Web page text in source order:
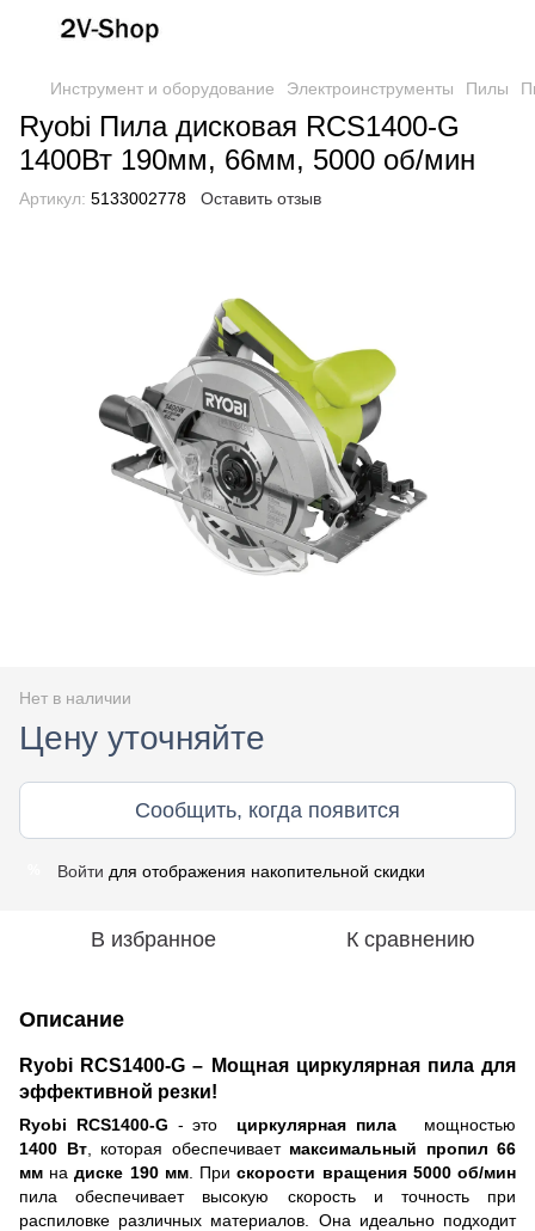
Инструмент и оборудование Электроинструменты Пилы
Ryobi Пила дисковая RCS1400-G
1400Вт 190мм, 66мм, 5000 об/мин
Артикул: 5133002778 Оставить отзыв
Нет в наличии
Цену уточняйте
Сообщить, когда появится
Войти для отображения накопительной скидки
В избранное К сравнению
Описание
Ryobi RCS1400-G – Мощная циркулярная пила для
эффективной резки!
Ryobi RCS1400-G - это циркулярная пиламощностью
1400 Вт, которая обеспечивает максимальный пропил 66
мм надиске 190 мм. Прискорости вращения 5000 об/мин
пила обеспечивает высокую скорость и точность при
распиловке различных материалов. Она идеально подходит